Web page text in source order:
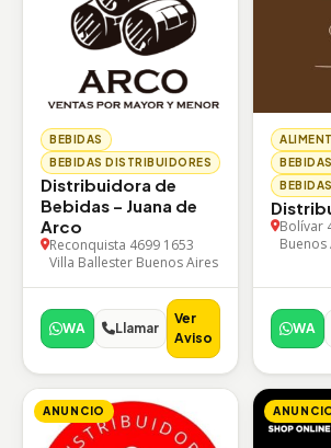
BEBIDAS
BEBIDAS DISTRIBUIDORES
Distribuidora de
Bebidas – Juana de
Arco
Reconquista 4699 1653
Villa Ballester Buenos Aires
WA Llamar
Ver
Aviso
BEBIDAS
Bolívar
Buenos
WA
ANUNCIO